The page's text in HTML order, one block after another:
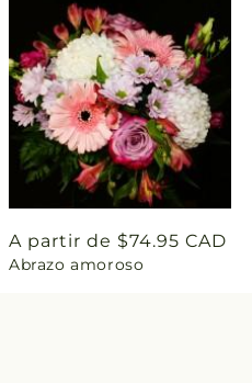
Precio
habitual
A partir de $74.95 CAD
Abrazo amoroso